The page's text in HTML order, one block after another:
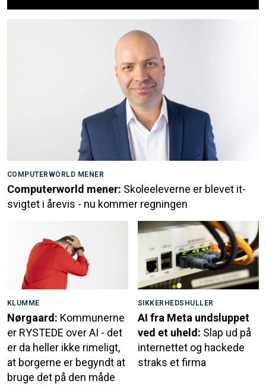
COMPUTERWORLD MENER
Computerworld mener: Skoleeleverne er blevet it-
svigtet i årevis - nu kommer regningen
KLUMME
Nørgaard: Kommunerne
er RYSTEDE over AI - det
er da heller ikke rimeligt,
at borgerne er begyndt at
bruge det på den måde
SIKKERHEDSHULLER
AI fra Meta undsluppet
ved et uheld: Slap ud på
internettet og hackede
straks et firma